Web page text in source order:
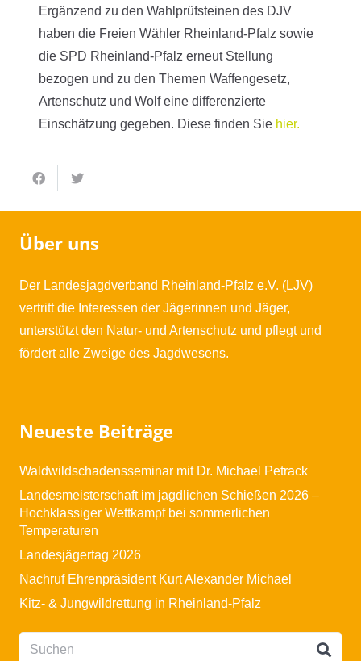
Ergänzend zu den Wahlprüfsteinen des DJV
haben die Freien Wähler Rheinland-Pfalz sowie
die SPD Rheinland-Pfalz erneut Stellung
bezogen und zu den Themen Waffengesetz,
Artenschutz und Wolf eine differenzierte
Einschätzung gegeben. Diese finden Sie hier.
Über uns
Der Landesjagdverband Rheinland-Pfalz e.V. (LJV)
vertritt die Interessen der Jägerinnen und Jäger,
unterstützt den Natur- und Artenschutz und pflegt und
fördert alle Zweige des Jagdwesens.
Neueste Beiträge
Waldwildschadensseminar mit Dr. Michael Petrack
Landesmeisterschaft im jagdlichen Schießen 2026 –
Hochklassiger Wettkampf bei sommerlichen
Temperaturen
Landesjägertag 2026
Nachruf Ehrenpräsident Kurt Alexander Michael
Kitz- & Jungwildrettung in Rheinland-Pfalz